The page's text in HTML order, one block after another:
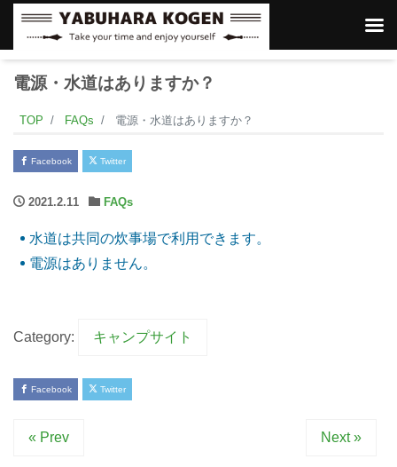
電源・水道はありますか？
TOP FAQs 電源・水道はありますか？
Facebook Twitter
2021.2.11 FAQs
水道は共同の炊事場で利用できます。
電源はありません。
Category: キャンプサイト
Facebook Twitter
« Prev Next »